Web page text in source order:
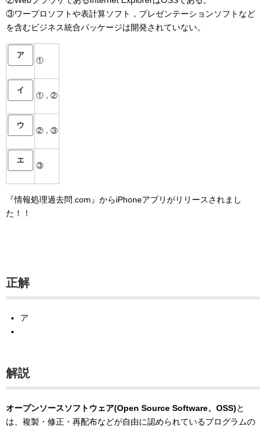
③ワープロソフトや表計算ソフト，プレゼンテーションソフトなど
を含むビジネス統合パッケージは開発されていない。
ア
①
イ
①，②
ウ
②，③
エ
③
『情報処理過去問.com』からiPhoneアプリがリリースされまし
た！！
正解
ア
解説
オープンソースソフトウェア(Open Source Software、OSS)と
は、複製・修正・再配布などが自由に認められているプログラムの